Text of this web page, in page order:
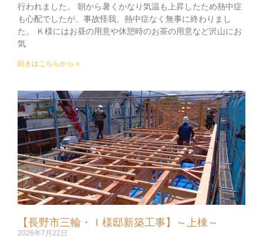
行われました。 朝から暑くかなり気温も上昇したため熱中症
も心配でしたが、事故怪我、熱中症なく無事に終わりまし
た。 Ｋ様にはお昼の用意や休憩時のお茶の用意など沢山にお
気
続きはこちらから »
【長野市三輪・Ｉ様邸新築工事】～上棟～
2026年7月22日